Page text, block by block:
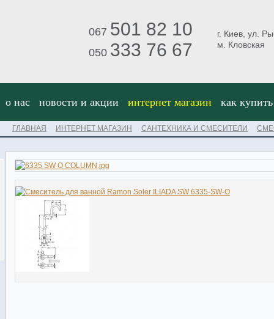
067 501 82 10
050 333 76 67
г. Киев, ул.
м. Кловская
о нас новости и акции интернет магазин как купить
ГЛАВНАЯ ИНТЕРНЕТ МАГАЗИН САНТЕХНИКА И СМЕСИТЕЛИ